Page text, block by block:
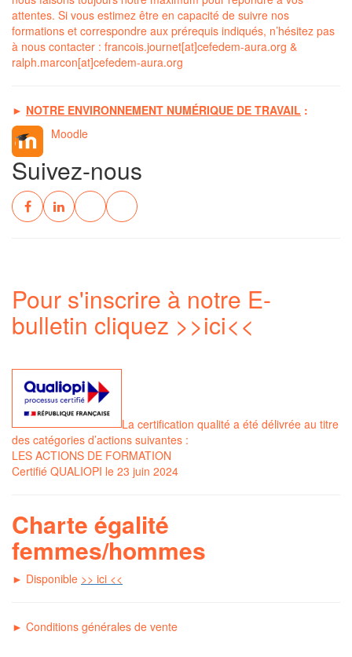
attentes. Si vous estimez être en capacité de suivre nos
formations et correspondre aux prérequis indiqués, n’hésitez pas
à nous contacter : francois.journet[at]cefedem-aura.org &
ralph.marcon[at]cefedem-aura.org
► NOTRE ENVIRONNEMENT NUMÉRIQUE DE TRAVAIL :
Moodle
Suivez-nous
Pour s'inscrire à notre E-
bulletin cliquez >>ici<<
La certification qualité a été délivrée au titre
des catégories d’actions suivantes :
LES ACTIONS DE FORMATION
Certifié QUALIOPI le 23 juin 2024
Charte égalité
femmes/hommes
► Disponible >> ici <<
► Conditions générales de vente